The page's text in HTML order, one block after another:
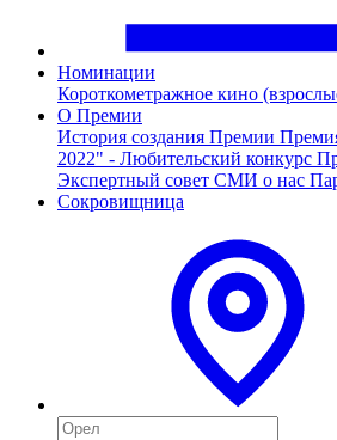
Номинации
Короткометражное кино
О Премии
История создания Премии
2022" - Любительский конкурс
Экспертный совет СМИ о нас
Сокровищница